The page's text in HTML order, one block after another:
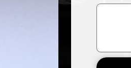
Messaggio